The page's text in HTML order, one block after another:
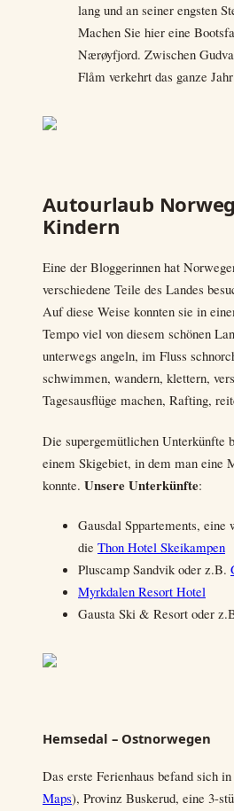
lang und an seiner engsten
Machen Sie hier eine
Nærøyfjord. Zwischen
Flåm verkehrt das ganze
Autourlaub
Kindern
Eine der Bloggerinnen hat
verschiedene Teile des Landes
Auf diese Weise konnten sie in
Tempo viel von diesem schönen
unterwegs angeln, im Fluss
schwimmen, wandern, klettern,
Tagesausflüge machen, Rafting,
Die supergemütlichen Unterkünfte
einem Skigebiet, in dem man eine
konnte. Unsere Unterkünfte:
Gausdal Sppartements,
die Thon Hotel Skeikampen
Pluscamp Sandvik oder z.B.
Myrkdalen Resort Hotel
Gausta Ski & Resort oder
Hemsedal – Ostnorwegen
Das erste Ferienhaus befand sich
Maps), Provinz Buskerud, eine 3-